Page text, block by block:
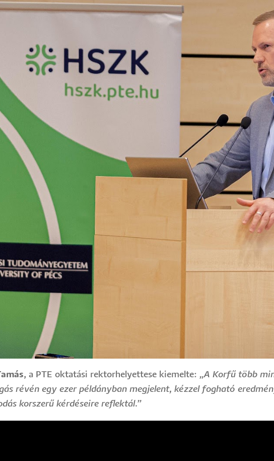
, a PTE oktatási rektorhelyettese kiemelte: „A Korfű több
révén egy ezer példányban megjelent, kézzel fogható
korszerű kérdéseire reflektál.”